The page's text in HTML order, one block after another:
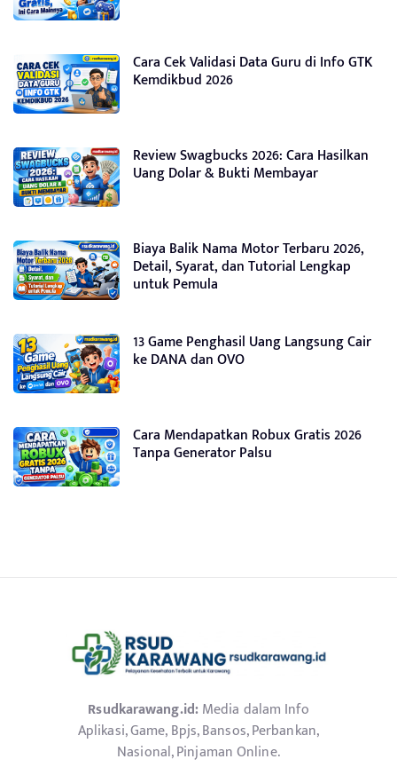
Cara Cek Validasi Data Guru di Info GTK
Kemdikbud 2026
Review Swagbucks 2026: Cara Hasilkan
Uang Dolar & Bukti Membayar
Biaya Balik Nama Motor Terbaru 2026,
Detail, Syarat, dan Tutorial Lengkap
untuk Pemula
13 Game Penghasil Uang Langsung Cair
ke DANA dan OVO
Cara Mendapatkan Robux Gratis 2026
Tanpa Generator Palsu
Rsudkarawang.id:Media dalam Info
Aplikasi, Game, Bpjs, Bansos, Perbankan,
Nasional, Pinjaman Online.